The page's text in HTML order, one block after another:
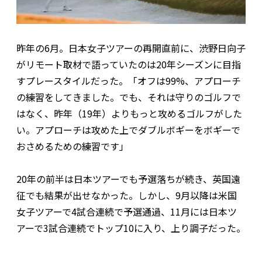
昨年の6月。日本女子ツアーの再開直前に、渋野日向子
がリモート取材で語っていたのは20年シーズンに目指
すプレースタイルだった。「オフは99%、アプローチ
の練習をしてきました。でも、それは守りのゴルフで
はなく、昨年（19年）よりもっと攻めるゴルフがした
い。アプローチは攻めた上でダブルボギーをボギーで
おさめるための練習です」
20年の前半は日本ツアーでも予選落ちが続き、英国遠
征でも結果が出せなかった。しかし、9月以降は米国
女子ツアーで4試合連続で予選通過、11月には日本ツ
アーで3試合連続でトップ10に入り、上り調子だった。